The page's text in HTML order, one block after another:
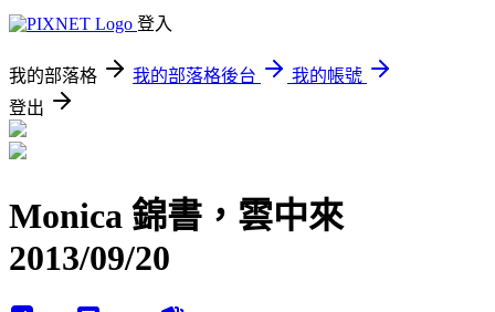
登入
我的部落格 我的部落格後台
我的帳號
登出
Monica 錦書，雲中來
2013/09/20